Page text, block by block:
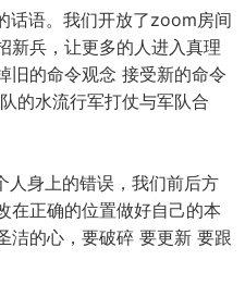
话语。我们开放了zoom房间
新兵，让更多的人进入真理
旧的命令观念 接受新的命令
的水流行军打仗与军队合
人身上的错误，我们前后方
在正确的位置做好自己的本
洁的心，要破碎 要更新 要跟